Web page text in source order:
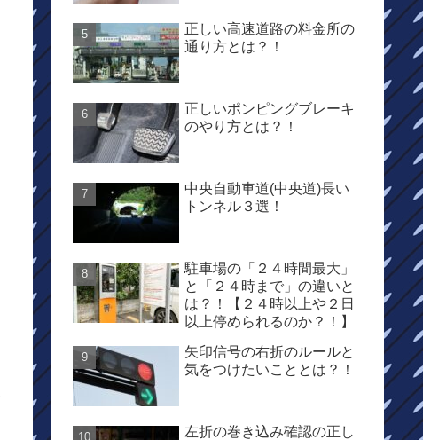
正しい高速道路の料金所の
通り方とは？！
正しいポンピングブレーキ
のやり方とは？！
中央自動車道(中央道)長い
トンネル３選！
駐車場の「２４時間最大」
と「２４時まで」の違いと
は？！【２４時以上や２日
以上停められるのか？！】
矢印信号の右折のルールと
気をつけたいこととは？！
左折の巻き込み確認の正し